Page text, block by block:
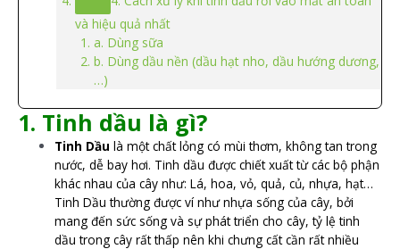
và hiệu quả nhất
a. Dùng sữa
b. Dùng dầu nền (dầu hạt nho, dầu hướng dương,
…)
1. Tinh dầu là gì?
Tinh Dầu là một chất lỏng có mùi thơm, không tan trong
nước, dễ bay hơi. Tinh dầu được chiết xuất từ các bộ phận
khác nhau của cây như: Lá, hoa, vỏ, quả, củ, nhựa, hạt…
Tinh Dầu thường được ví như nhựa sống của cây, bởi
mang đến sức sống và sự phát triển cho cây, tỷ lệ tinh
dầu trong cây rất thấp nên khi chưng cất cần rất nhiều